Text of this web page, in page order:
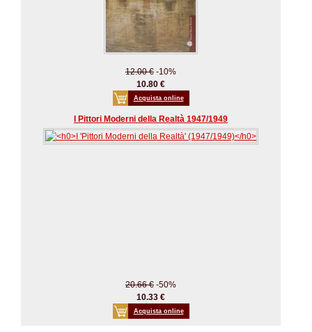
12.00 € -10%
10.80 €
Acquista online
I Pittori Moderni della Realtà 1947/1949
20.66 € -50%
10.33 €
Acquista online